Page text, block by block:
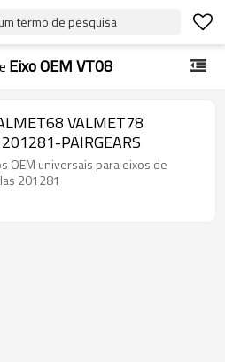
termo de pesquisa
Eixo OEM VT08
VALMET78
PAIRGEARS
OEM universais para eixos de
201281